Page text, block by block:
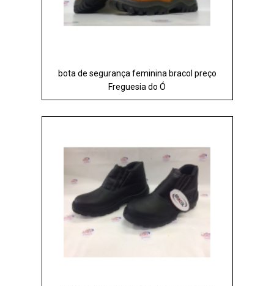
bota de segurança feminina bracol preço
Freguesia do Ó